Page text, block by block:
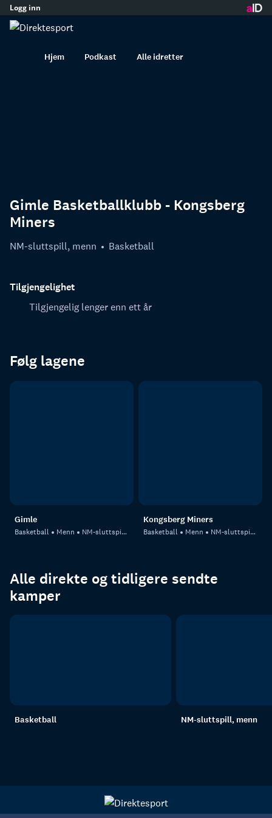
innhold
Logg inn
Hjem Podkast Alle idretter
Gimle Basketballklubb - Kongsberg
Miners
NM-sluttspill, menn Basketball
Tilgjengelighet
Tilgjengelig lenger enn ett år
Følg lagene
Gimle
Basketball Menn NM-sluttspill, menn
Kongsberg Miners
Basketball Menn NM-sluttspill, menn
Alle direkte og tidligere sendte
kamper
Basketball NM-sluttspill, menn